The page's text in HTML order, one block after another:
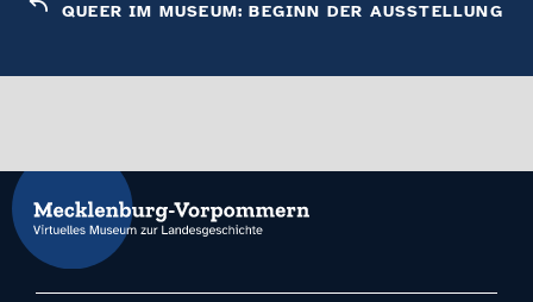
QUEER IM MUSEUM: BEGINN DER AUSSTELLUNG